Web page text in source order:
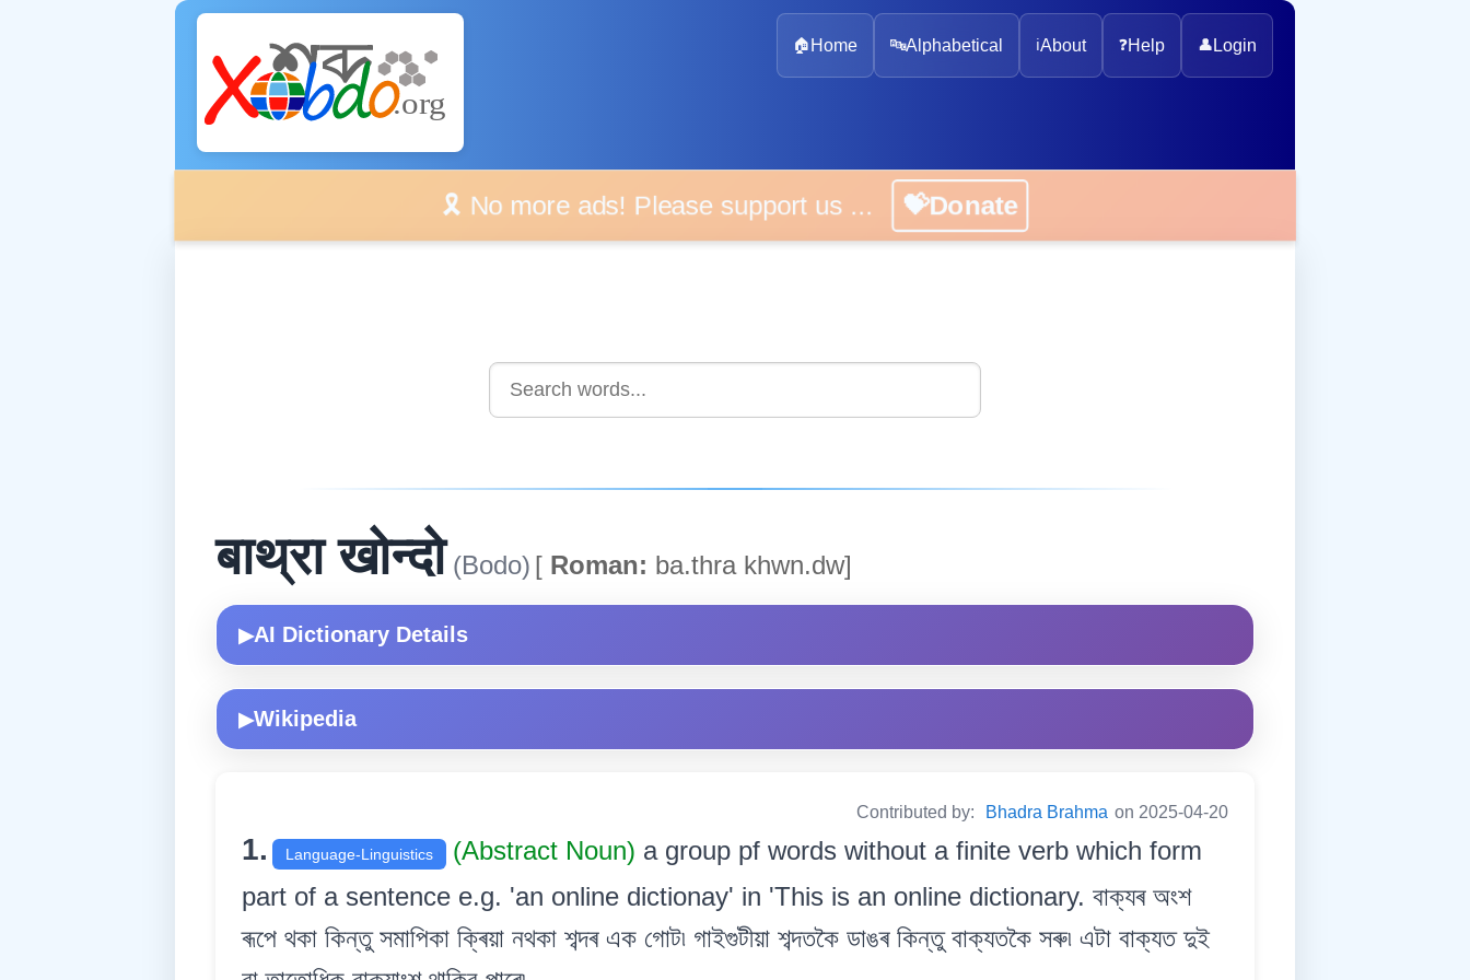
🏠 Home 🔤Alphabetical ℹ️About ❓Help 👤 Login
🎗️ No more ads! Please support us ... 💝Donate
बाथ्रा खोन्दो (Bodo) [ Roman: ba.thra khwn.dw]
▶AI Dictionary Details
▶Wikipedia
Contributed by: Bhadra Brahma on 2025-04-20
1. Language-Linguistics (Abstract Noun) a group pf words without a finite verb which form
part of a sentence e.g. 'an online dictionay' in 'This is an online dictionary. বাক্যৰ অংশ
ৰূপে থকা কিন্তু সমাপিকা ক্ৰিয়া নথকা শব্দৰ এক গোট৷ গাইগুটীয়া শব্দতকৈ ডাঙৰ কিন্তু বাক্যতকৈ সৰু৷ এটা বাক্যত দুই